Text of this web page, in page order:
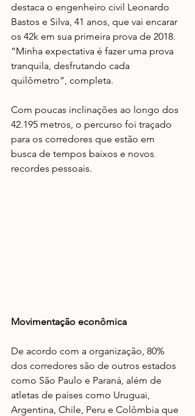
destaca o engenheiro civil Leonardo
Bastos e Silva, 41 anos, que vai encarar
os 42k em sua primeira prova de 2018.
“Minha expectativa é fazer uma prova
tranquila, desfrutando cada
quilômetro”, completa.
Com poucas inclinações ao longo dos
42.195 metros, o percurso foi traçado
para os corredores que estão em
busca de tempos baixos e novos
recordes pessoais.
Movimentação econômica
De acordo com a organização, 80%
dos corredores são de outros estados
como São Paulo e Paraná, além de
atletas de países como Uruguai,
Argentina, Chile, Peru e Colômbia que